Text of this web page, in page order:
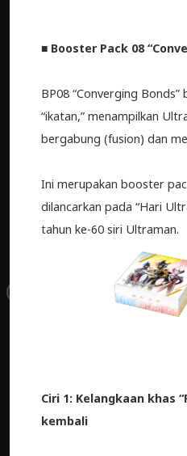
■ Booster Pack 08
BP08 “Converging
“ikatan,” menampilkan
bergabung (fusion) dan
Ini merupakan booster
dilancarkan pada “Hari
tahun ke-60 siri Ultraman.
Ciri 1: Kelangkaan khas
kembali